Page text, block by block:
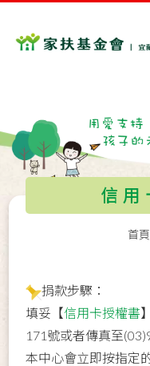
信用
首頁
捐款步驟：
填妥【信用卡授權書
171號或者傳真至
本中心會立即按指定